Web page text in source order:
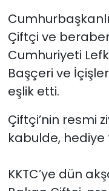
Çiftçi ve
Cumhuriyeti
Başçeri ve
eşlik etti.
Çiftçi’nin resmi
kabulde, hediye
KKTC’ye dün
Video Galeri
YAŞAM
Yazarlar